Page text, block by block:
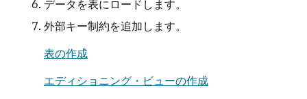
データを表にロードします。
外部キー制約を追加します。
表の作成
エディショニング・ビューの作成